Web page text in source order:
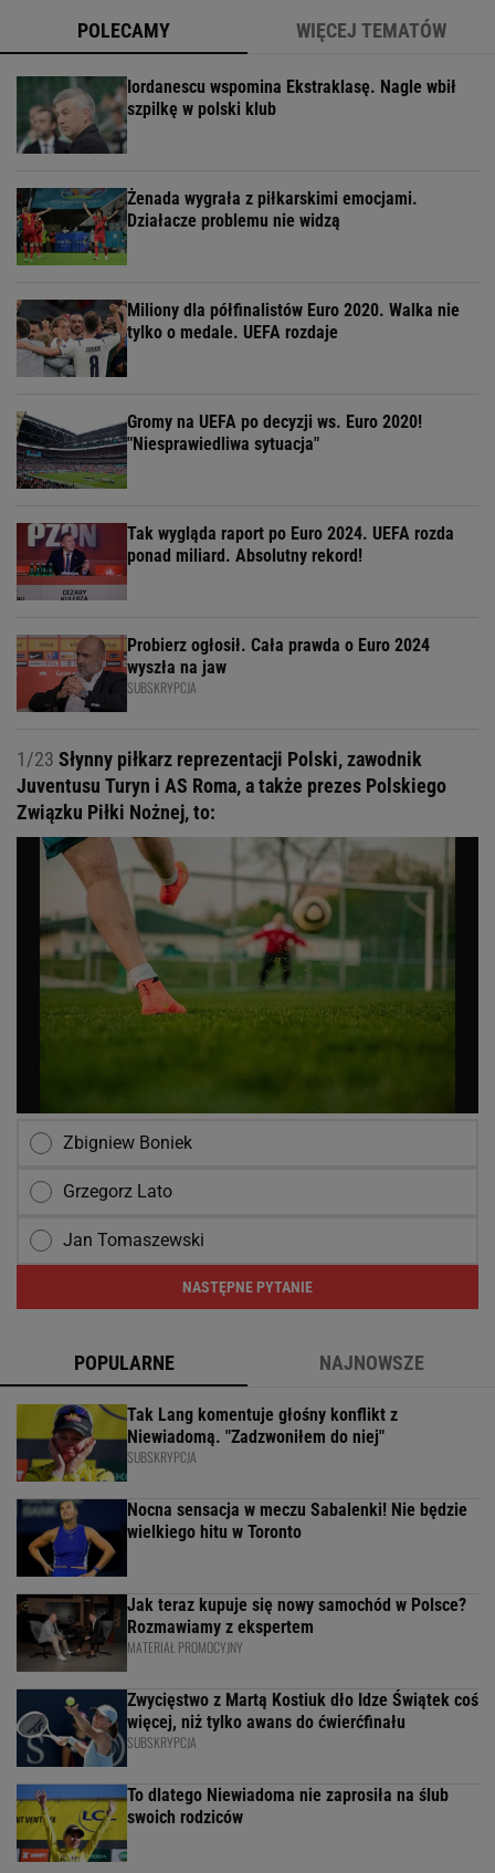
POLECAMY WIĘCEJ TEMATÓW
Iordanescu wspomina Ekstraklasę. Nagle wbił
szpilkę w polski klub
Żenada wygrała z piłkarskimi emocjami.
Działacze problemu nie widzą
Miliony dla półfinalistów Euro 2020. Walka nie
tylko o medale. UEFA rozdaje
Gromy na UEFA po decyzji ws. Euro 2020!
"Niesprawiedliwa sytuacja"
Tak wygląda raport po Euro 2024. UEFA rozda
ponad miliard. Absolutny rekord!
Probierz ogłosił. Cała prawda o Euro 2024
wyszła na jaw
SUBSKRYPCJA
1/23 Słynny piłkarz reprezentacji Polski, zawodnik
Juventusu Turyn i AS Roma, a także prezes Polskiego
Związku Piłki Nożnej, to:
Zbigniew Boniek
Grzegorz Lato
Jan Tomaszewski
NASTĘPNE PYTANIE
POPULARNE NAJNOWSZE
Tak Lang komentuje głośny konflikt z
Niewiadomą. "Zadzwoniłem do niej"
SUBSKRYPCJA
Nocna sensacja w meczu Sabalenki! Nie będzie
wielkiego hitu w Toronto
Jak teraz kupuje się nowy samochód w Polsce?
Rozmawiamy z ekspertem
MATERIAŁ PROMOCYJNY
Zwycięstwo z Martą Kostiuk dło Idze Świątek coś
więcej, niż tylko awans do ćwierćfinału
SUBSKRYPCJA
To dlatego Niewiadoma nie zaprosiła na ślub
swoich rodziców